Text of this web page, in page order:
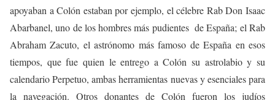
apoyaban a Colón estaban por ejemplo, el célebre Rab Don Isaac
Abarbanel, uno de los hombres más pudientes de España; el Rab
Abraham Zacuto, el astrónomo más famoso de España en esos
tiempos, que fue quien le entrego a Colón su astrolabio y su
calendario Perpetuo, ambas herramientas nuevas y esenciales para
la navegación. Otros donantes de Colón fueron los judíos